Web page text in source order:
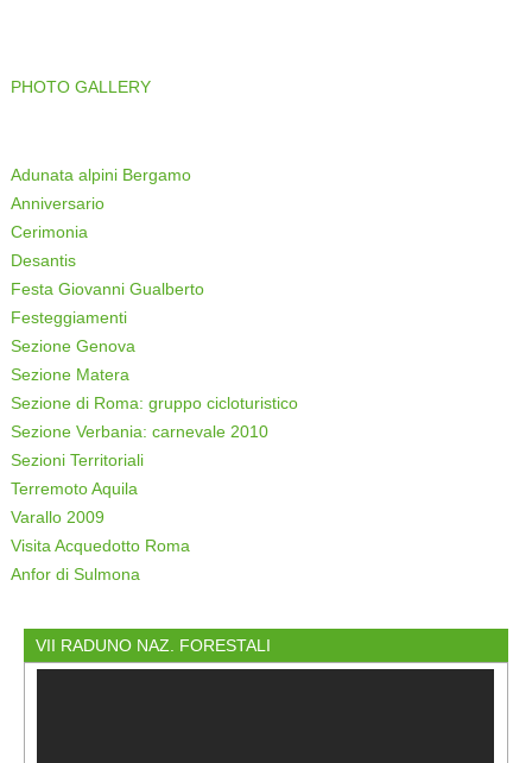
PHOTO GALLERY
Adunata alpini Bergamo
Anniversario
Cerimonia
Desantis
Festa Giovanni Gualberto
Festeggiamenti
Sezione Genova
Sezione Matera
Sezione di Roma: gruppo cicloturistico
Sezione Verbania: carnevale 2010
Sezioni Territoriali
Terremoto Aquila
Varallo 2009
Visita Acquedotto Roma
Anfor di Sulmona
VII RADUNO NAZ. FORESTALI